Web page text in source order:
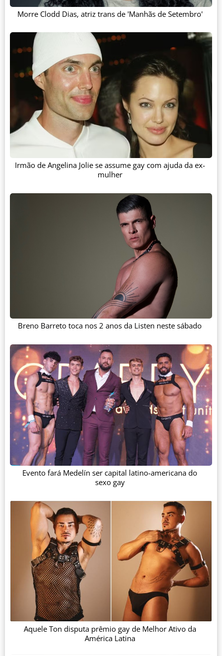
Morre Clodd Dias, atriz trans de 'Manhãs de Setembro'
Irmão de Angelina Jolie se assume gay com ajuda da ex-
mulher
Breno Barreto toca nos 2 anos da Listen neste sábado
Evento fará Medelín ser capital latino-americana do
sexo gay
Aquele Ton disputa prêmio gay de Melhor Ativo da
América Latina